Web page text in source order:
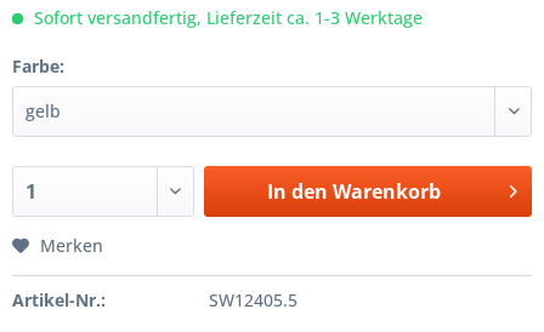
Sofort versandfertig, Lieferzeit ca. 1-3 Werktage
Farbe:
In den Warenkorb
Merken
Artikel-Nr.: SW12405.5